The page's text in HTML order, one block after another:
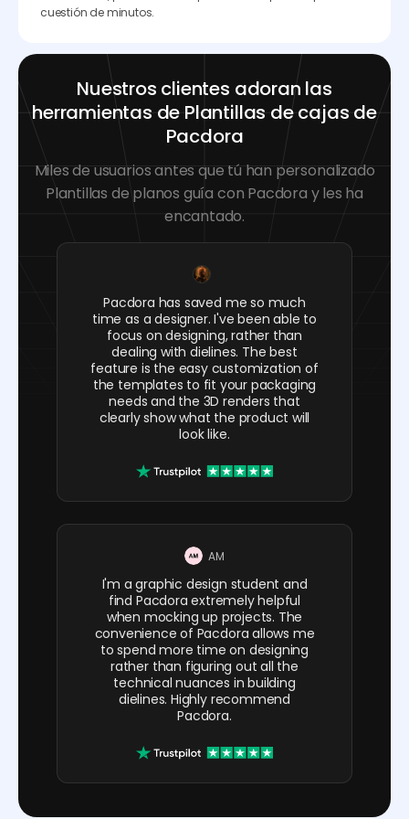
cuestión de minutos.
Nuestros clientes adoran las
herramientas de Plantillas de cajas de
Pacdora
Miles de usuarios antes que tú han personalizado
Plantillas de planos guía con Pacdora y les ha
encantado.
Pacdora has saved me so much
time as a designer. I've been able to
focus on designing, rather than
dealing with dielines. The best
feature is the easy customization of
the templates to fit your packaging
needs and the 3D renders that
clearly show what the product will
look like.
AM
I'm a graphic design student and
find Pacdora extremely helpful
when mocking up projects. The
convenience of Pacdora allows me
to spend more time on designing
rather than figuring out all the
technical nuances in building
dielines. Highly recommend
Pacdora.